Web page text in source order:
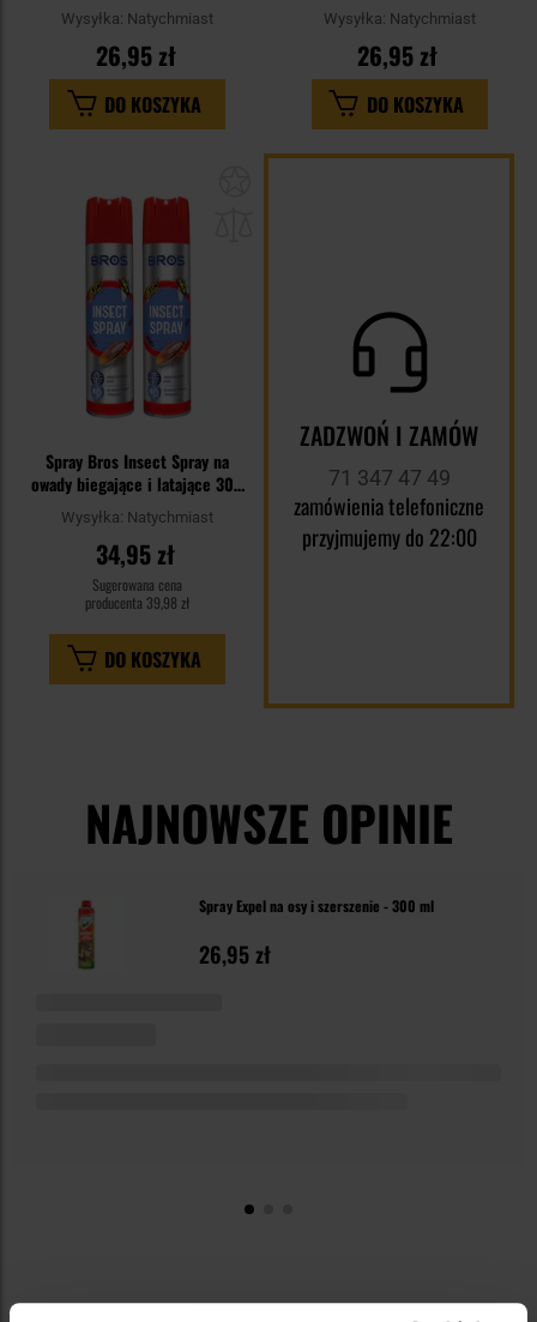
Wysyłka: Natychmiast
26,95 zł
DO KOSZYKA
Wysyłka: Natychmiast
26,95 zł
DO KOSZYKA
Spray Bros Insect Spray na
owady biegające i latające 300
ml - 2 szt.
Wysyłka: Natychmiast
34,95 zł
Sugerowana cena
producenta 39,98 zł
DO KOSZYKA
ZADZWOŃ I ZAMÓW
71 347 47 49
zamówienia telefoniczne
przyjmujemy do 22:00
NAJNOWSZE OPINIE
Spray Expel na osy i szerszenie - 300 ml
26,95 zł